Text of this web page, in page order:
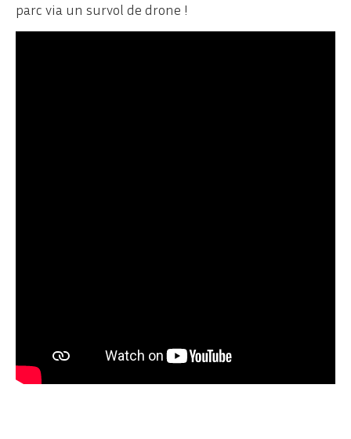
parc via un survol de drone !